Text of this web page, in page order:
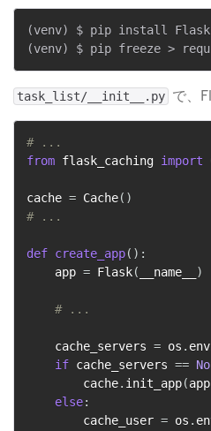
(venv) $ pip install Flask-
task_list/__init__.py で、
# ...
from flask_caching import
cache = Cache( )
# ...
def create_app( ) :
    app
= Flask( __name__ )
# ...
    cache_servers
= os .
if cache_servers ==
        cache
. init_app(app
else:
        cache_user
= os .